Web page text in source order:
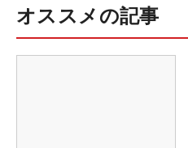
オススメの記事